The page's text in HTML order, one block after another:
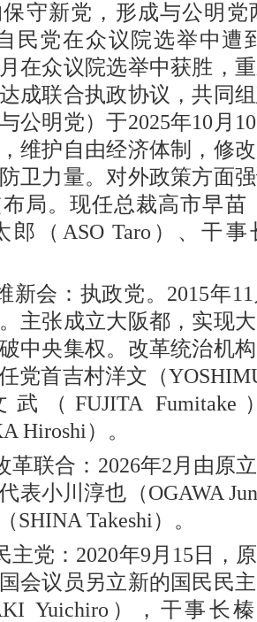
守新党，形成与公明
民党在众议院选举中遭
在众议院选举中获胜，
成联合执政协议，共同
公明党）于2025年10月
维护自由经济体制，修
卫力量。对外政策方面
局。现任总裁高市早苗
郎（ASO Taro）、干
新会：执政党。2015年
主张成立大阪都，实现
中央集权。改革统治机
党首吉村洋文（
（FUJITA
Hiroshi）。
革联合：2026年2月由原
表小川淳也（OGAWA
SHINA Takeshi）。
主党：2020年9月15日，
会议员另立新的国民民
Yuichiro），干事长